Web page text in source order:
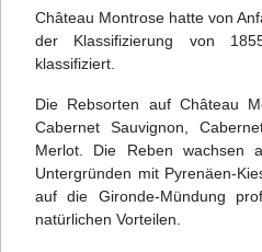
Château Montrose hatte von
der Klassifizierung von
klassifiziert.
Die Rebsorten auf Château
Cabernet Sauvignon,
Merlot. Die Reben wachsen
Untergründen mit Pyrenäen-
auf die Gironde-Mündung
natürlichen Vorteilen.